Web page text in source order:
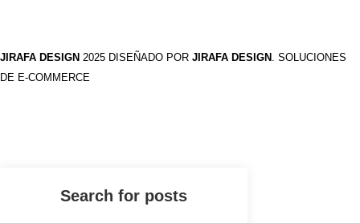
JIRAFA DESIGN 2025 DISEÑADO POR JIRAFA DESIGN . SOLUCIONES
DE E-COMMERCE